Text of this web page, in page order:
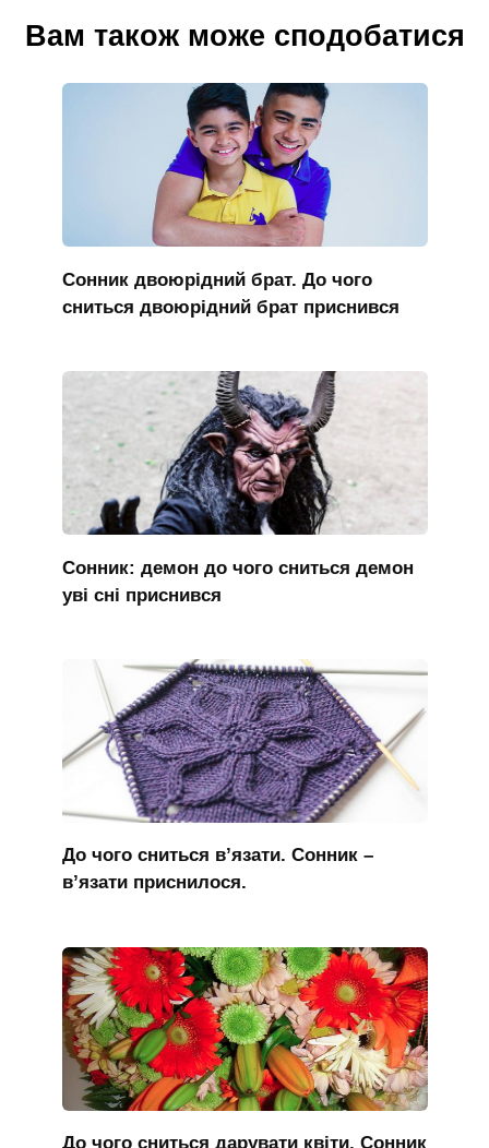
Вам також може сподобатися
Сонник двоюрідний брат. До чого
сниться двоюрідний брат приснився
Сонник: демон до чого сниться демон
уві сні приснився
До чого сниться в’язати. Сонник –
в’язати приснилося.
До чого сниться дарувати квіти. Сонник